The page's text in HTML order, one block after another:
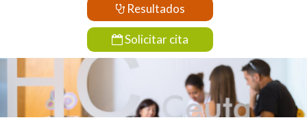
Resultados
Solicitar cita